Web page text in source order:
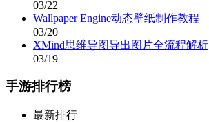
03/22
Wallpaper Engine动态壁纸制作教程
03/20
XMind思维导图导出图片全流程解析
03/19
手游排行榜
最新排行